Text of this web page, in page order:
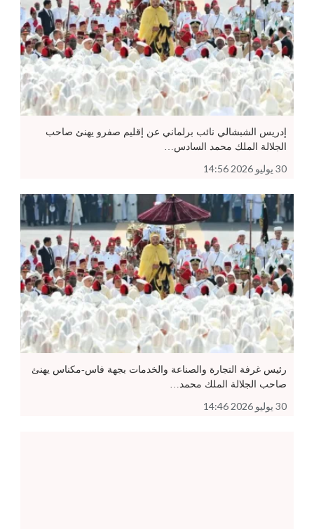
إدريس الشبشالي نائب برلماني عن إقليم صفرو يهنئ صاحب
الجلالة الملك محمد السادس…
30 يوليو 2026 14:56
رئيس غرفة التجارة والصناعة والخدمات بجهة فاس-مكناس يهنئ
صاحب الجلالة الملك محمد…
30 يوليو 2026 14:46